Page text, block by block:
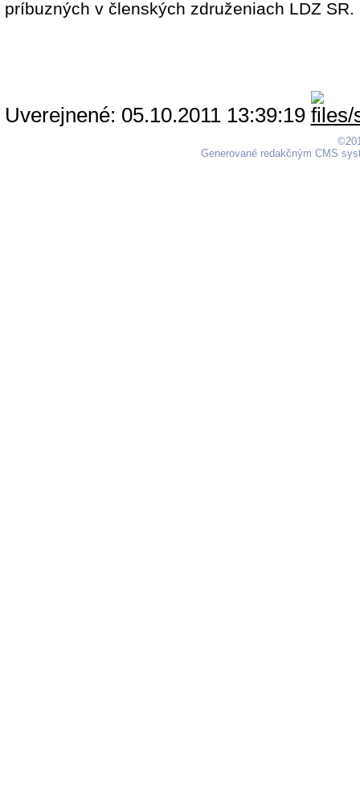
príbuzných v členských združeniach LDZ SR.
Uverejnené: 05.10.2011 13:39:19
Generované redakčným CMS